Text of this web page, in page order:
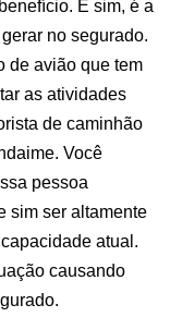
E sim, é a
no segurado.
de avião que tem
as atividades
de caminhão
Você
pessoa
sim ser altamente
atual.
causando